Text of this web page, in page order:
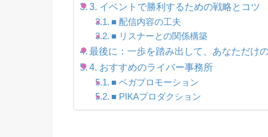
3. イベントで勝利するための戦略とコツ
■ 配信内容の工夫
■ リスナーとの関係構築
最後に：一歩を踏み出して、あなただけ
4. おすすめのライバー事務所
■ ベガプロモーション
■ PIKAプロダクション